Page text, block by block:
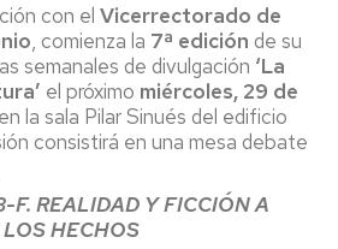
con el Vicerrectorado de
, comienza la 7ª edición de su
semanales de divulgación ‘La
el próximo miércoles, 29 de
en la sala Pilar Sinués del edificio
consistirá en una mesa debate
F. REALIDAD Y FICCIÓN A
HECHOS